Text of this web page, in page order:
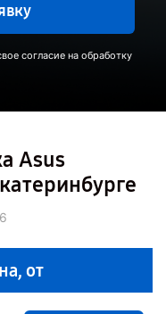
согласие на обработку
Asus
от